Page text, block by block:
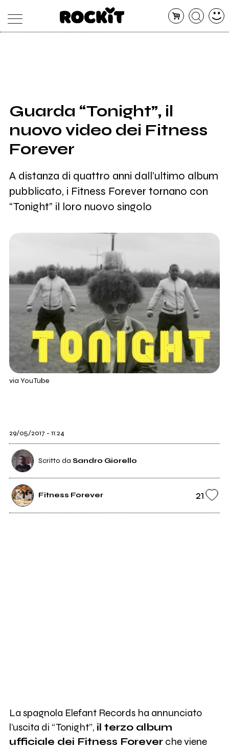
SHOP
RADIO
Guarda “Tonight”, il
nuovo video dei Fitness
Forever
A distanza di quattro anni dall’ultimo album
pubblicato, i Fitness Forever tornano con
“Tonight” il loro nuovo singolo
via YouTube
29/05/2017 - 11:24
Scritto da Sandro Giorello
Fitness Forever 21
La spagnola Elefant Records ha annunciato
l’uscita di “Tonight”,il terzo album
ufficiale dei Fitness Foreverche viene